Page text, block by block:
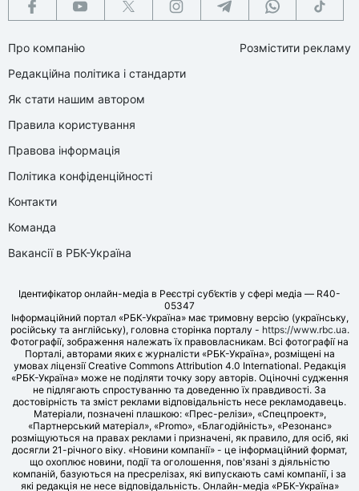
Про компанію
Редакційна політика і стандарти
Як стати нашим автором
Правила користування
Правова інформація
Політика конфіденційності
Контакти
Команда
Вакансії в РБК-Україна
Розмістити рекламу
Ідентифікатор онлайн-медіа в Реєстрі суб’єктів у сфері медіа — R40-
05347
Інформаційний портал «РБК-Україна» має тримовну версію (українську,
російську та англійську), головна сторінка порталу - https://www.rbc.ua.
Фотографії, зображення належать їх правовласникам. Всі фотографії на
Порталі, авторами яких є журналісти «РБК-Україна», розміщені на
умовах ліцензії Creative Commons Attribution 4.0 International. Редакція
«РБК-Україна» може не поділяти точку зору авторів. Оціночні судження
не підлягають спростуванню та доведенню їх правдивості. За
достовірність та зміст реклами відповідальність несе рекламодавець.
Матеріали, позначені плашкою: «Прес-релізи», «Спецпроект»,
«Партнерський матеріал», «Promo», «Благодійність», «Резонанс»
розміщуються на правах реклами і призначені, як правило, для осіб, які
досягли 21-річного віку. «Новини компанії» - це інформаційний формат,
що охоплює новини, події та оголошення, пов'язані з діяльністю
компаній, базуються на пресрелізах, які випускають самі компанії, і за
які редакція не несе відповідальність. Онлайн-медіа «РБК-Україна»